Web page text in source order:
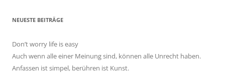
NEUESTE BEITRÄGE
Don’t worry life is easy
Auch wenn alle einer Meinung sind, können alle Unrecht haben.
Anfassen ist simpel, berühren ist Kunst.